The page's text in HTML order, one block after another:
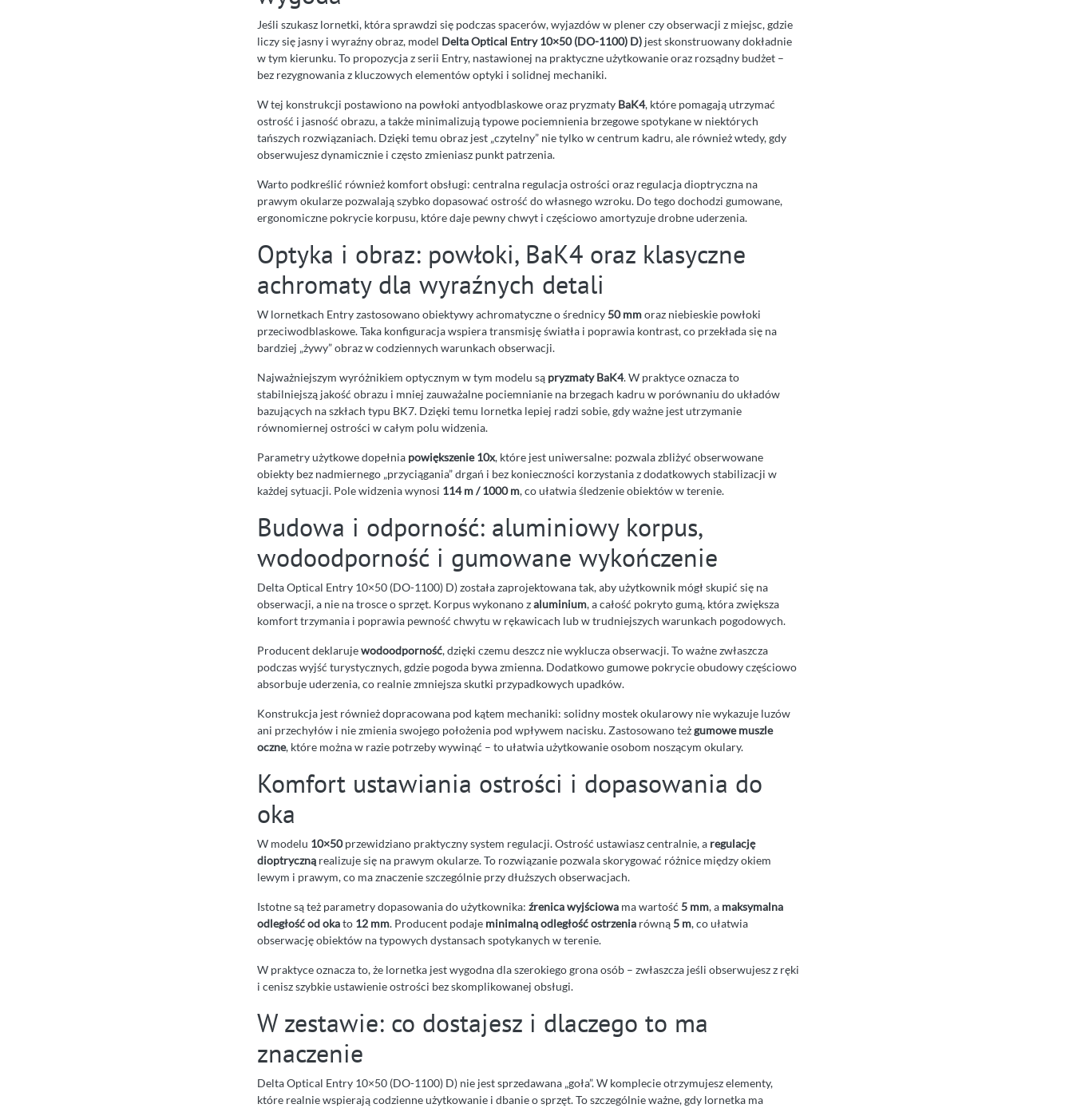
Jeśli szukasz lornetki, która sprawdzi się podczas spacerów, wyjazdów w plener czy obserwacji z miejsc, gdzie
liczy się jasny i wyraźny obraz, model Delta Optical Entry 10×50 (DO-1100) D) jest skonstruowany dokładnie
w tym kierunku. To propozycja z serii Entry, nastawionej na praktyczne użytkowanie oraz rozsądny budżet –
bez rezygnowania z kluczowych elementów optyki i solidnej mechaniki.
W tej konstrukcji postawiono na powłoki antyodblaskowe oraz pryzmaty BaK4, które pomagają utrzymać
ostrość i jasność obrazu, a także minimalizują typowe pociemnienia brzegowe spotykane w niektórych
tańszych rozwiązaniach. Dzięki temu obraz jest „czytelny” nie tylko w centrum kadru, ale również wtedy, gdy
obserwujesz dynamicznie i często zmieniasz punkt patrzenia.
Warto podkreślić również komfort obsługi: centralna regulacja ostrości oraz regulacja dioptryczna na
prawym okularze pozwalają szybko dopasować ostrość do własnego wzroku. Do tego dochodzi gumowane,
ergonomiczne pokrycie korpusu, które daje pewny chwyt i częściowo amortyzuje drobne uderzenia.
Optyka i obraz: powłoki, BaK4 oraz klasyczne
achromaty dla wyraźnych detali
W lornetkach Entry zastosowano obiektywy achromatyczne o średnicy50 mmoraz niebieskie powłoki
przeciwodblaskowe. Taka konfiguracja wspiera transmisję światła i poprawia kontrast, co przekłada się na
bardziej „żywy” obraz w codziennych warunkach obserwacji.
Najważniejszym wyróżnikiem optycznym w tym modelu są pryzmaty BaK4. W praktyce oznacza to
stabilniejszą jakość obrazu i mniej zauważalne pociemnianie na brzegach kadru w porównaniu do układów
bazujących na szkłach typu BK7. Dzięki temu lornetka lepiej radzi sobie, gdy ważne jest utrzymanie
równomiernej ostrości w całym polu widzenia.
Parametry użytkowe dopełnia powiększenie 10x, które jest uniwersalne: pozwala zbliżyć obserwowane
obiekty bez nadmiernego „przyciągania” drgań i bez konieczności korzystania z dodatkowych stabilizacji w
każdej sytuacji. Pole widzenia wynosi 114 m / 1000 m, co ułatwia śledzenie obiektów w terenie.
Budowa i odporność: aluminiowy korpus,
wodoodporność i gumowane wykończenie
Delta Optical Entry 10×50 (DO-1100) D) została zaprojektowana tak, aby użytkownik mógł skupić się na
obserwacji, a nie na trosce o sprzęt. Korpus wykonano zaluminium, a całość pokryto gumą, która zwiększa
komfort trzymania i poprawia pewność chwytu w rękawicach lub w trudniejszych warunkach pogodowych.
Producent deklarujewodoodporność, dzięki czemu deszcz nie wyklucza obserwacji. To ważne zwłaszcza
podczas wyjść turystycznych, gdzie pogoda bywa zmienna. Dodatkowo gumowe pokrycie obudowy częściowo
absorbuje uderzenia, co realnie zmniejsza skutki przypadkowych upadków.
Konstrukcja jest również dopracowana pod kątem mechaniki: solidny mostek okularowy nie wykazuje luzów
ani przechyłów i nie zmienia swojego położenia pod wpływem nacisku. Zastosowano teżgumowe muszle
oczne, które można w razie potrzeby wywinąć – to ułatwia użytkowanie osobom noszącym okulary.
Komfort ustawiania ostrości i dopasowania do
oka
W modelu 10×50przewidziano praktyczny system regulacji. Ostrość ustawiasz centralnie, a regulację
dioptryczną realizuje się na prawym okularze. To rozwiązanie pozwala skorygować różnice między okiem
lewym i prawym, co ma znaczenie szczególnie przy dłuższych obserwacjach.
Istotne są też parametry dopasowania do użytkownika: źrenica wyjściowa ma wartość 5 mm, a maksymalna
odległość od okato 12 mm. Producent podaje minimalną odległość ostrzenia równą5 m, co ułatwia
obserwację obiektów na typowych dystansach spotykanych w terenie.
W praktyce oznacza to, że lornetka jest wygodna dla szerokiego grona osób – zwłaszcza jeśli obserwujesz z ręki
i cenisz szybkie ustawienie ostrości bez skomplikowanej obsługi.
W zestawie: co dostajesz i dlaczego to ma
znaczenie
Delta Optical Entry 10×50 (DO-1100) D) nie jest sprzedawana „goła”. W komplecie otrzymujesz elementy,
które realnie wspierają codzienne użytkowanie i dbanie o sprzęt. To szczególnie ważne, gdy lornetka ma